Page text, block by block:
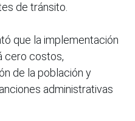
de tránsito.
que la implementación
cero costos,
de la población y
administrativas